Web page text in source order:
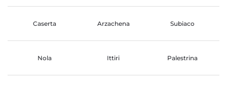
Caserta Arzachena Subiaco
Nola Ittiri Palestrina